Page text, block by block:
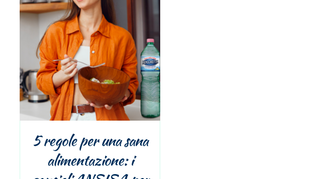
5 regole per una sana
alimentazione: i